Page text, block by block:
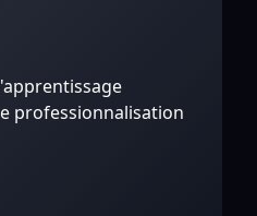
professionnalisation